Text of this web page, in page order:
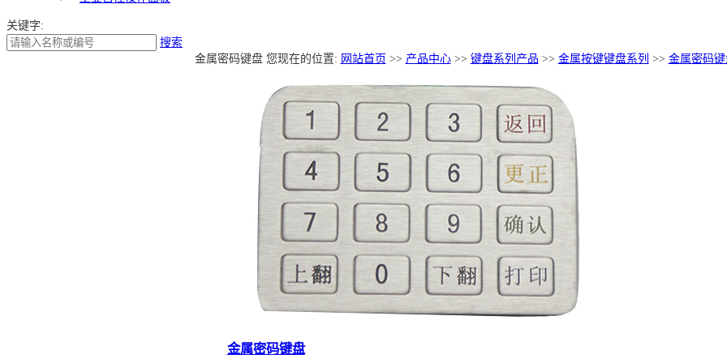
关键字:
搜索
金属密码键盘 您现在的位置: 网站首页 >> 产品中心>> 键盘系列产品 >> 金属按键键盘系列 >> 金属密码键
金属密码键盘